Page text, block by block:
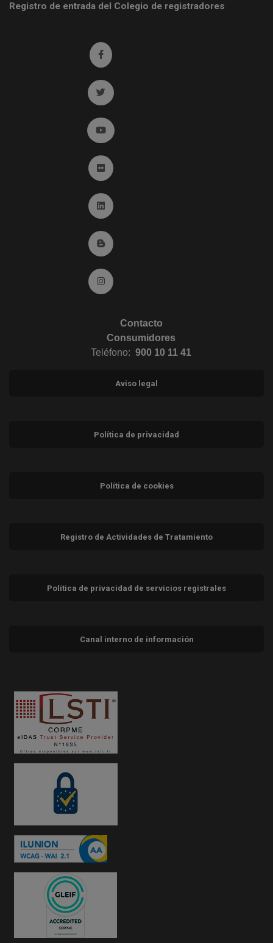
Registro de entrada del Colegio de registradores
Ir a facebook (abre en ventana nueva)
Ir a twitter (abre en ventana nueva)
Ir a YouTube (abre en ventana nueva)
Ir a Flickr (abre en ventana nueva)
Ir a Linkedin (abre en ventana nueva)
Ir al Blog (abre en ventana nueva)
Ir a Instagram (abre en ventana nueva)
Contacto
Consumidores
Teléfono: 900 10 11 41
Aviso legal
Política de privacidad
Política de cookies
Registro de Actividades de Tratamiento
Política de privacidad de servicios registrales
Canal interno de información